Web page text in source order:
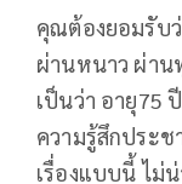
คุณต้องยอมรับ
ผ่านหนาว ผ่าน
เป็นว่า อายุ75
ความรู้สึกประ
เรื่องแบบนี้ ไม่